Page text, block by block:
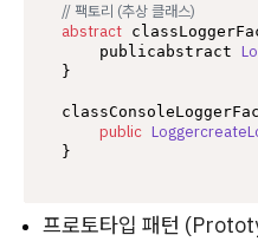
// 팩토리 (추상 클래스)
abstract
    publicabstract
}
public
프로토타입 패턴